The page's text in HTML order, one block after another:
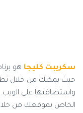
سكريبت كليجا هو
حيث يمكنك من خلال
واستضافتها على
الخاص بموقعك من